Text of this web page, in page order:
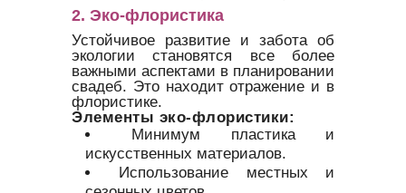
2. Эко-флористика
Устойчивое развитие и забота об
экологии становятся все более
важными аспектами в планировании
свадеб. Это находит отражение и в
флористике.
Элементы эко-флористики:
Минимум пластика и
искусственных материалов.
Использование местных и